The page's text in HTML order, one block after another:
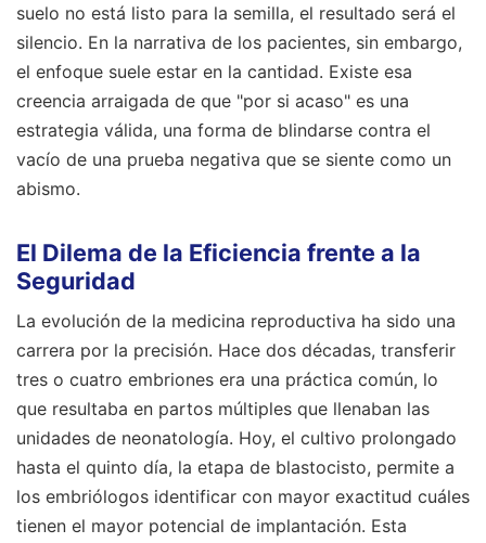
suelo no está listo para la semilla, el resultado será el
silencio. En la narrativa de los pacientes, sin embargo,
el enfoque suele estar en la cantidad. Existe esa
creencia arraigada de que "por si acaso" es una
estrategia válida, una forma de blindarse contra el
vacío de una prueba negativa que se siente como un
abismo.
El Dilema de la Eficiencia frente a la
Seguridad
La evolución de la medicina reproductiva ha sido una
carrera por la precisión. Hace dos décadas, transferir
tres o cuatro embriones era una práctica común, lo
que resultaba en partos múltiples que llenaban las
unidades de neonatología. Hoy, el cultivo prolongado
hasta el quinto día, la etapa de blastocisto, permite a
los embriólogos identificar con mayor exactitud cuáles
tienen el mayor potencial de implantación. Esta